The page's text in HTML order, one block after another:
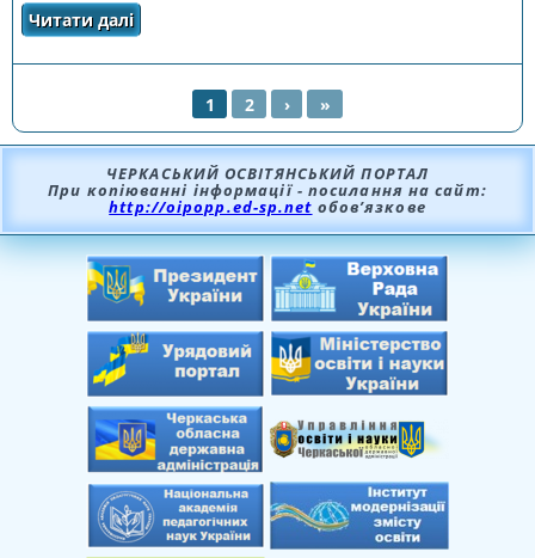
Читати даліпро Портрет – дзеркало душі
СТОРІНКИ
1 2 › »
ЧЕРКАСЬКИЙ ОСВІТЯНСЬКИЙ ПОРТАЛ
При копіюванні інформації - посилання на сайт:
http://oipopp.ed-sp.net обов’язкове